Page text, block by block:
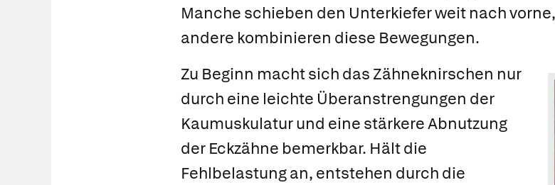
Manche schieben den Unterkiefer weit nach
andere kombinieren diese Bewegungen.
Zu Beginn macht sich das Zähneknirschen nur
durch eine leichte Überanstrengungen der
Kaumuskulatur und eine stärkere Abnutzung
der Eckzähne bemerkbar. Hält die
Fehlbelastung an, entstehen durch die